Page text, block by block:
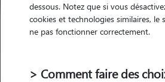
dessous. Notez que si vous
cookies et technologies similaires, le
ne pas fonctionner correctement.
> Comment faire des